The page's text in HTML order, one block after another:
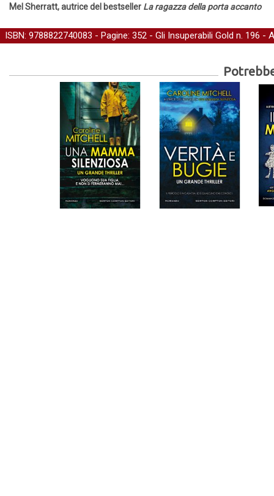
Mel Sherratt, autrice del bestseller La ragazza della porta accanto
ISBN: 9788822740083 - Pagine: 352 - Gli Insuperabili Gold n. 196 -